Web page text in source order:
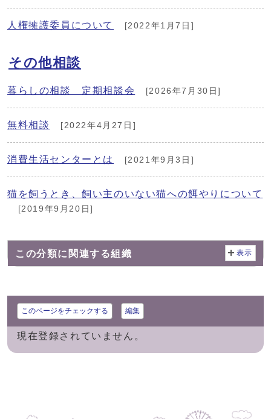
人権擁護委員について [2022年1月7日]
その他相談
暮らしの相談 定期相談会 [2026年7月30日]
無料相談 [2022年4月27日]
消費生活センターとは [2021年9月3日]
猫を飼うとき、飼い主のいない猫への餌やりについて
[2019年9月20日]
この分類に関連する組織 表示
このページをチェックする 編集
現在登録されていません。